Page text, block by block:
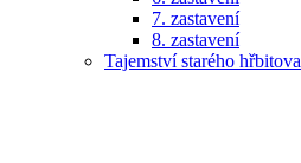
7. zastavení
8. zastavení
Tajemství starého hřbitova